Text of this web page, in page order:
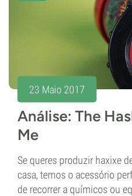
23 Maio 2017
Análise: The
Me
Se queres produzir haxixe
casa, temos o acessório
de recorrer a químicos ou